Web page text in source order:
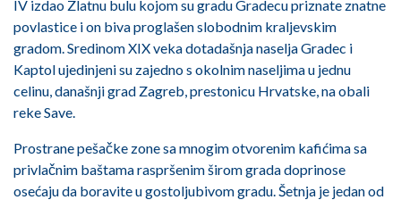
IV izdao Zlatnu bulu kojom su gradu Gradecu priznate znatne
povlastice i on biva proglašen slobodnim kraljevskim
gradom. Sredinom XIX veka dotadašnja naselja Gradec i
Kaptol ujedinjeni su zajedno s okolnim naseljima u jednu
celinu, današnji grad Zagreb, prestonicu Hrvatske, na obali
reke Save.
Prostrane pešačke zone sa mnogim otvorenim kafićima sa
privlačnim baštama raspršenim širom grada doprinose
osećaju da boravite u gostoljubivom gradu. Šetnja je jedan od